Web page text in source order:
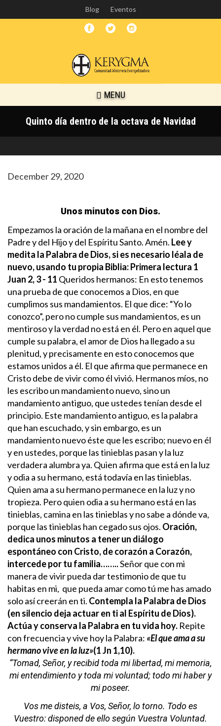
Skip
to
main
Blog Eventos
MENU
Quinto día dentro de la octava de Navidad
December 29, 2020
Unos minutos con Dios.
Empezamos la oración de la mañana en el nombre del
Padre y del Hijo y del Espíritu Santo. Amén. Lee y
medita la Palabra de Dios, si es necesario léala de
nuevo, usando tu propia Biblia:Primera lectura 1
Juan 2, 3 - 11 Queridos hermanos: En esto tenemos
una prueba de que conocemos a Dios, en que
cumplimos sus mandamientos. El que dice: “Yo lo
conozco”, pero no cumple sus mandamientos, es un
mentiroso y la verdad no está en él. Pero en aquel que
cumple su palabra, el amor de Dios ha llegado a su
plenitud, y precisamente en esto conocemos que
estamos unidos a él. El que afirma que permanece en
Cristo debe de vivir como él vivió. Hermanos míos, no
les escribo un mandamiento nuevo, sino un
mandamiento antiguo, que ustedes tenían desde el
principio. Este mandamiento antiguo, es la palabra
que han escuchado, y sin embargo, es un
mandamiento nuevo éste que les escribo; nuevo en él
y en ustedes, porque las tinieblas pasan y la luz
verdadera alumbra ya. Quien afirma que está en la luz
y odia a su hermano, está todavía en las tinieblas.
Quien ama a su hermano permanece en la luz y no
tropieza. Pero quien odia a su hermano está en las
tinieblas, camina en las tinieblas y no sabe a dónde va,
porque las tinieblas han cegado sus ojos. Oración,
dedica unos minutos a tener un diálogo
espontáneo con Cristo, de corazón a Corazón,
intercede por tu familia……..Señor que con mi
manera de vivir pueda dar testimonio de que tu
habitas en mi, que pueda amar como tú me has amado
solo así creerán en ti. Contempla la Palabra de Dios
(en silencio deja actuar en ti al Espíritu de Dios).
Actúa y conserva la Palabra en tu vida hoy. Repite
con frecuencia y vive hoy la Palabra: «El que ama a su
hermano vive en la luz»(1 Jn 1,10).
“Tomad, Señor, y recibid toda mi libertad, mi memoria,
mi entendimiento y toda mi voluntad; todo mi haber y
mi poseer.
Vos me disteis, a Vos, Señor, lo torno. Todo es
Vuestro: disponed de ello según Vuestra Voluntad.